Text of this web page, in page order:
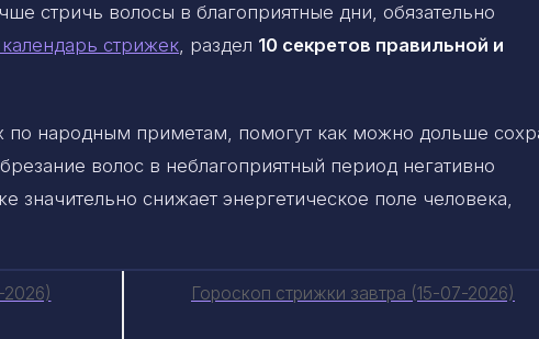
стричь волосы в благоприятные дни, обязательно
стрижек, раздел 10 секретов правильной и
по народным приметам, помогут как можно дольше
волос в неблагоприятный период негативно
значительно снижает энергетическое поле человека,
Гороскоп стрижки завтра (15-07-2026)
2026)